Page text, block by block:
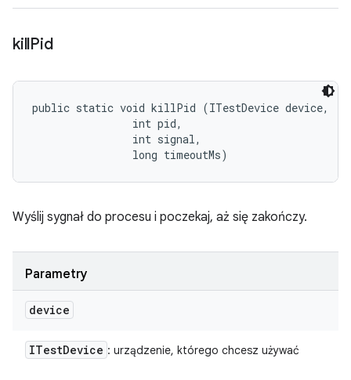
killPid
public static void killPid (ITestDevice device,
                int pid,
                int signal,
                long timeoutMs)
Wyślij sygnał do procesu i poczekaj, aż się zakończy.
Parametry
device
ITestDevice : urządzenie, którego chcesz używać